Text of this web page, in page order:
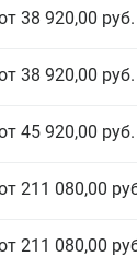
38 920,00 руб.
38 920,00 руб.
45 920,00 руб.
211 080,00
211 080,00